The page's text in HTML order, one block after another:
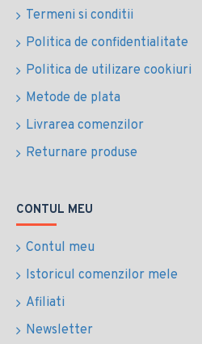
Termeni si conditii
Politica de confidentialitate
Politica de utilizare cookiuri
Metode de plata
Livrarea comenzilor
Returnare produse
CONTUL MEU
Contul meu
Istoricul comenzilor mele
Afiliati
Newsletter